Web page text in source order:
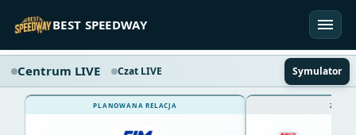
BEST SPEEDWAY
Centrum LIVE Czat LIVE Symulator
PLANOWANA RELACJA